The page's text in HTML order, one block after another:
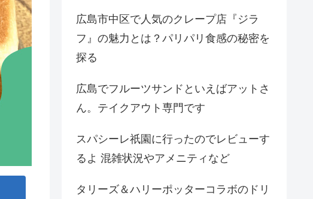
広島市中区で人気のクレープ店『ジラ
フ』の魅力とは？パリパリ食感の秘密を
探る
広島でフルーツサンドといえばアットさ
ん。テイクアウト専門です
スパシーレ祇園に行ったのでレビューす
るよ 混雑状況やアメニティなど
タリーズ＆ハリーポッターコラボのドリ